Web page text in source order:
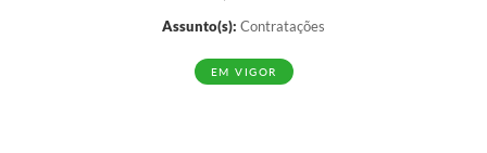
Assunto(s): Contratações
EM VIGOR